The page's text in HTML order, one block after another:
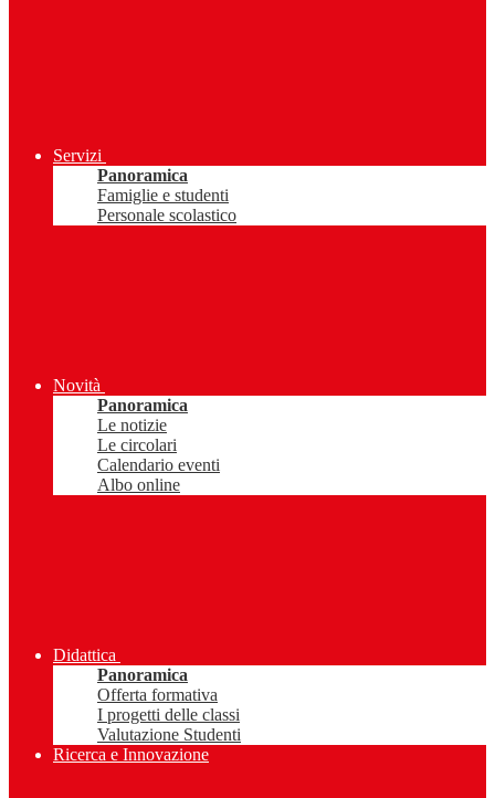
Servizi
Panoramica
Famiglie e studenti
Personale scolastico
Novità
Panoramica
Le notizie
Le circolari
Calendario eventi
Albo online
Didattica
Panoramica
Offerta formativa
I progetti delle classi
Valutazione Studenti
Ricerca e Innovazione